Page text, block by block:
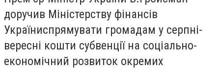
доручив Міністерству фінансів
Україниспрямувати громадам у серпні-
вересні кошти субвенції на соціально-
економічний розвиток окремих